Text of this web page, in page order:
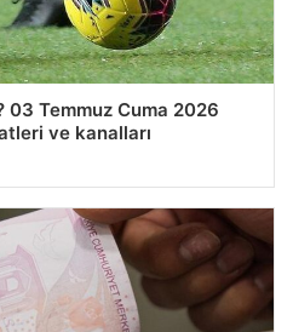
03 Temmuz Cuma 2026
ve kanalları